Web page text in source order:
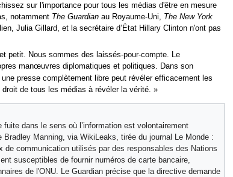
sur l'importance pour tous les médias d'être en mesure
notamment The Guardianau Royaume-Uni, The New York
Julia Gillard, et la secrétaire d’État Hillary Clinton n'ont pas
petit. Nous sommes des laissés-pour-compte. Le
manœuvres diplomatiques et politiques. Dans son
presse complètement libre peut révéler efficacement les
de tous les médias à révéler la vérité. »
dans le sens où l’information est volontairement
Manning, via WikiLeaks, tirée du journal Le Monde :
communication utilisés par des responsables des Nations
susceptibles de fournir numéros de carte bancaire,
de l'ONU. Le Guardian précise que la directive demande